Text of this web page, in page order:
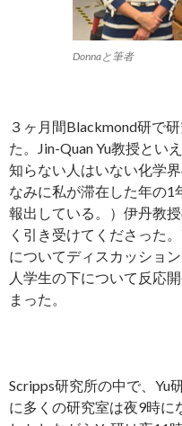
Donnaと筆者
３ヶ月間Blackmond研で
た。Jin-Quan Yu教授とい
知らない人はいない化学
なみに私が滞在した年の1
報出している。）伊丹教
く引き受けてくださった
についてディスカッショ
人学生の下について反応
まった。
Scripps研究所の中で、Yu
に多くの研究室は夜9時に